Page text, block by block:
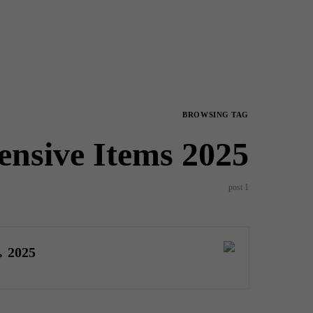
BROWSING TAG
Items 2025
1 post
2025 میں کونسی اشیاء مہنگی کونسی سستی ہوئیں؟